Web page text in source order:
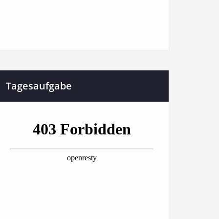
Tagesaufgabe